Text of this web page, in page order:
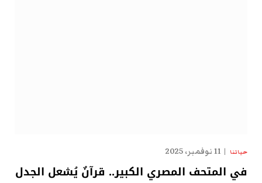
حياتنا 11 نوفمبر، 2025
في المتحف المصري الكبير.. قرآنٌ يُشعل الجدل